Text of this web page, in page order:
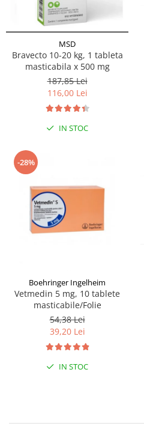
MSD
Bravecto 10-20 kg, 1 tableta
masticabila x 500 mg
187,85 Lei
116,00 Lei
IN STOC
-28%
Boehringer Ingelheim
Vetmedin 5 mg, 10 tablete
masticabile/Folie
54,38 Lei
39,20 Lei
IN STOC